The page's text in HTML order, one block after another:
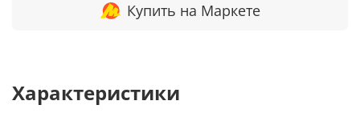
Купить на Маркете
Характеристики